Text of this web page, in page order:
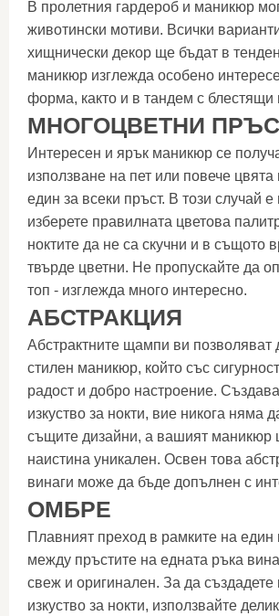
В пролетния гардероб и маникюр
животински мотиви. Всички
хищнически декор ще бъдат в
маникюр изглежда особено
форма, както и в тандем с блестящи
МНОГОЦВЕТНИ
Интересен и ярък маникюр се
използване на пет или повече
един за всеки пръст. В този случай
изберете правилната цветова
ноктите да не са скучни и в същото
твърде цветни. Не пропускайте да
топ - изглежда много интересно.
АБСТРАКЦИЯ
Абстрактните щампи ви позволяват
стилен маникюр, който със
радост и добро настроение.
изкуство за нокти, вие никога няма
същите дизайни, а вашият маникюр
наистина уникален. Освен това
винаги може да бъде допълнен с
ОМБРЕ
Плавният преход в рамките на един
между пръстите на едната ръка
свеж и оригинален. За да създадете
изкуство за нокти, използвайте